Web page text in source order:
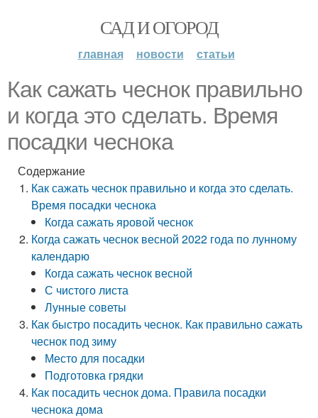
САД И ОГОРОД
главная новости статьи
Как сажать чеснок правильно
и когда это сделать. Время
посадки чеснока
Содержание
Как сажать чеснок правильно и когда это сделать.
Время посадки чеснока
Когда сажать яровой чеснок
Когда сажать чеснок весной 2022 года по лунному
календарю
Когда сажать чеснок весной
С чистого листа
Лунные советы
Как быстро посадить чеснок. Как правильно сажать
чеснок под зиму
Место для посадки
Подготовка грядки
Как посадить чеснок дома. Правила посадки
чеснока дома